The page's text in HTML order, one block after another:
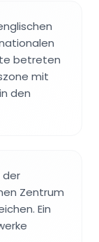
betreten
mit
den
der
Zentrum
Ein